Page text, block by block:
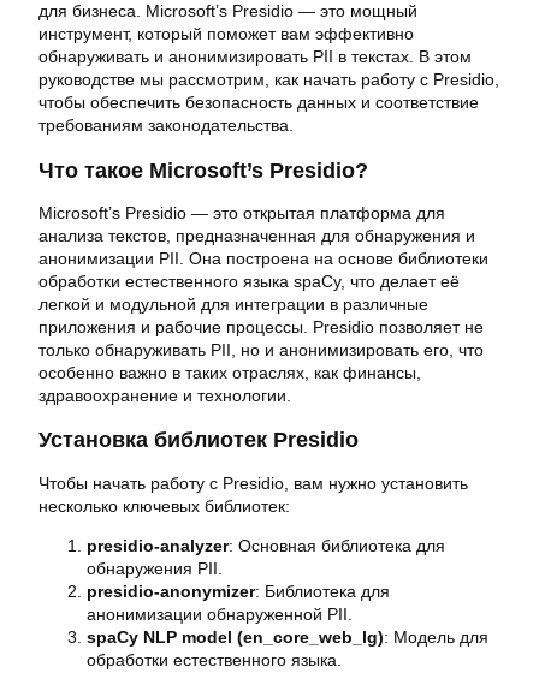
для бизнеса. Microsoft’s Presidio — это мощный
инструмент, который поможет вам эффективно
обнаруживать и анонимизировать PII в текстах. В этом
руководстве мы рассмотрим, как начать работу с Presidio,
чтобы обеспечить безопасность данных и соответствие
требованиям законодательства.
Что такое Microsoft’s Presidio?
Microsoft’s Presidio — это открытая платформа для
анализа текстов, предназначенная для обнаружения и
анонимизации PII. Она построена на основе библиотеки
обработки естественного языка spaCy, что делает её
легкой и модульной для интеграции в различные
приложения и рабочие процессы. Presidio позволяет не
только обнаруживать PII, но и анонимизировать его, что
особенно важно в таких отраслях, как финансы,
здравоохранение и технологии.
Установка библиотек Presidio
Чтобы начать работу с Presidio, вам нужно установить
несколько ключевых библиотек:
presidio-analyzer: Основная библиотека для
обнаружения PII.
presidio-anonymizer: Библиотека для
анонимизации обнаруженной PII.
spaCy NLP model (en_core_web_lg): Модель для
обработки естественного языка.